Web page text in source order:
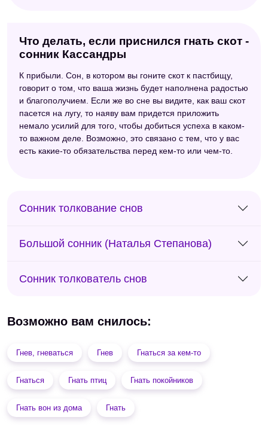
Что делать, если приснился гнать скот -
сонник Кассандры
К прибыли. Сон, в котором вы гоните скот к пастбищу,
говорит о том, что ваша жизнь будет наполнена радостью
и благополучием. Если же во сне вы видите, как ваш скот
пасется на лугу, то наяву вам придется приложить
немало усилий для того, чтобы добиться успеха в каком-
то важном деле. Возможно, это связано с тем, что у вас
есть какие-то обязательства перед кем-то или чем-то.
Сонник толкование снов
Большой сонник (Наталья Степанова)
Сонник толкователь снов
Возможно вам снилось:
Гнев, гневаться Гнев Гнаться за кем-то
Гнаться Гнать птиц Гнать покойников
Гнать вон из дома Гнать